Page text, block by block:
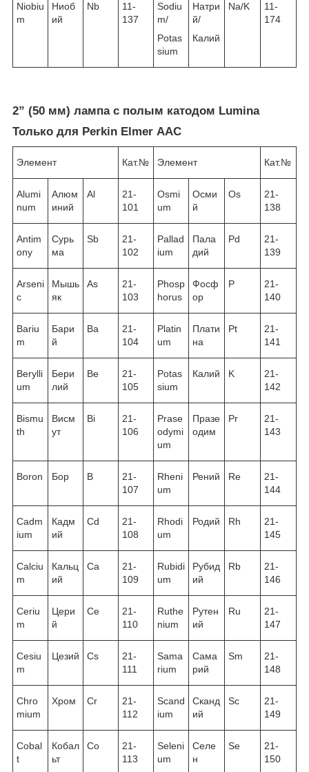
Niobiu
m
Ниоб
ий
Nb
11-
137
Sodiu
m/
Potas
sium
Натри
й/
Калий
Na/K
11-
174
2” (50 мм) лампа с полым катодом Lumina
Только для Perkin Elmer ААС
Элемент Кат.№ Элемент Кат.№
Alumi
num
Алюм
иний
Al
21-
101
Osmi
um
Осми
й
Os
21-
138
Antim
ony
Сурь
ма
Sb
21-
102
Pallad
ium
Пала
дий
Pd
21-
139
Arseni
c
Мышь
як
As
21-
103
Phosp
horus
Фосф
ор
P
21-
140
Bariu
m
Бари
й
Ba
21-
104
Platin
um
Плати
на
Pt
21-
141
Berylli
um
Бери
лий
Be
21-
105
Potas
sium
Калий K
21-
142
Bismu
th
Висм
ут
Bi
21-
106
Prase
odymi
um
Празе
одим
Pr
21-
143
Boron Бор B
21-
107
Rheni
um
Рений Re
21-
144
Cadm
ium
Кадм
ий
Cd
21-
108
Rhodi
um
Родий Rh
21-
145
Calciu
m
Кальц
ий
Ca
21-
109
Rubidi
um
Рубид
ий
Rb
21-
146
Ceriu
m
Цери
й
Ce
21-
110
Ruthe
nium
Рутен
ий
Ru
21-
147
Cesiu
m
Цезий Cs
21-
111
Sama
rium
Сама
рий
Sm
21-
148
Chro
mium
Хром Cr
21-
112
Scand
ium
Сканд
ий
Sc
21-
149
Cobal
t
Кобал
ьт
Co
21-
113
Seleni
um
Селе
н
Se
21-
150